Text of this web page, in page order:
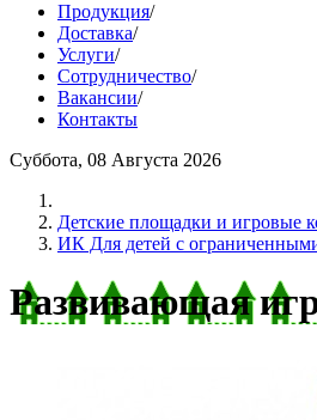
Продукция/
Доставка/
Услуги/
Сотрудничество/
Вакансии/
Контакты
Суббота, 08 Августа 2026
Детские площадки и игровые
ИК Для детей с
Развивающая